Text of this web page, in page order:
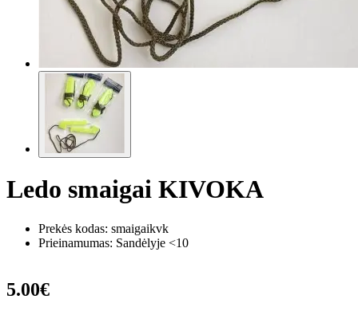
Ledo smaigai KIVOKA
Prekės kodas: smaigaikvk
Prieinamumas: Sandėlyje <10
5.00€